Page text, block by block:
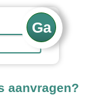
aanvragen?